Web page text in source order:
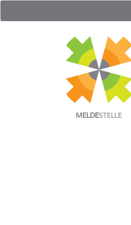
MELDESTELLE